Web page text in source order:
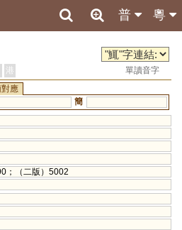
粵
普
港
單讀音字
應
簡
；（二版）5002